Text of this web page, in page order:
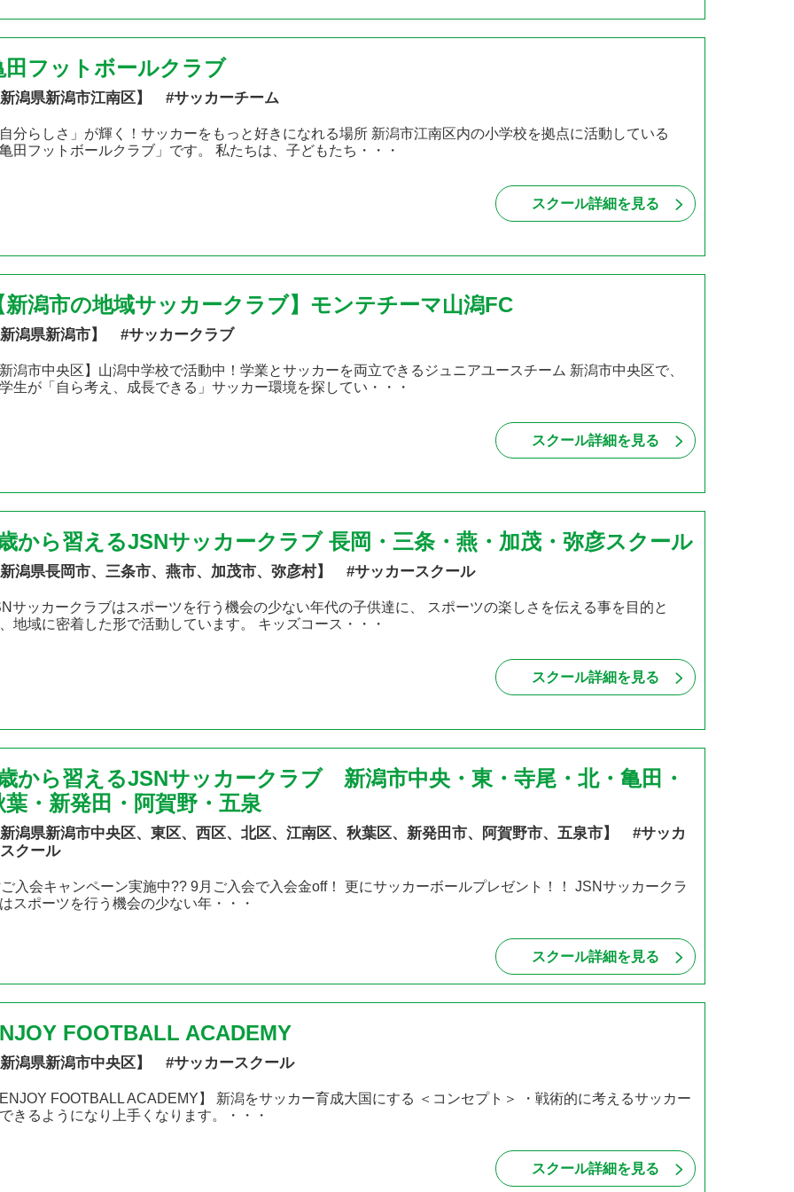
田フットボールクラブ
潟県新潟市江南区】 #サッカーチーム
分らしさ」が輝く！サッカーをもっと好きになれる場所 新潟市江南区内の小学校を拠点に活動している
田フットボールクラブ」です。 私たちは、子どもたち・・・
スクール詳細を見る
新潟市の地域サッカークラブ】モンテチーマ山潟FC
潟県新潟市】 #サッカークラブ
潟市中央区】山潟中学校で活動中！学業とサッカーを両立できるジュニアユースチーム 新潟市中央区で、
生が「自ら考え、成長できる」サッカー環境を探してい・・・
スクール詳細を見る
から習えるJSNサッカークラブ 長岡・三条・燕・加茂・弥彦スクール
潟県長岡市、三条市、燕市、加茂市、弥彦村】 #サッカースクール
サッカークラブはスポーツを行う機会の少ない年代の子供達に、 スポーツの楽しさを伝える事を目的と
地域に密着した形で活動しています。 キッズコース・・・
スクール詳細を見る
から習えるJSNサッカークラブ 新潟市中央・東・寺尾・北・亀田・
葉・新発田・阿賀野・五泉
潟県新潟市中央区、東区、西区、北区、江南区、秋葉区、新発田市、阿賀野市、五泉市】 #サッカ
クール
入会キャンペーン実施中?? 9月ご入会で入会金off！ 更にサッカーボールプレゼント！！ JSNサッカークラ
スポーツを行う機会の少ない年・・・
スクール詳細を見る
FOOTBALL ACADEMY
潟県新潟市中央区】 #サッカースクール
FOOTBALL ACADEMY】 新潟をサッカー育成大国にする ＜コンセプト＞ ・戦術的に考えるサッカー
きるようになり上手くなります。・・・
スクール詳細を見る